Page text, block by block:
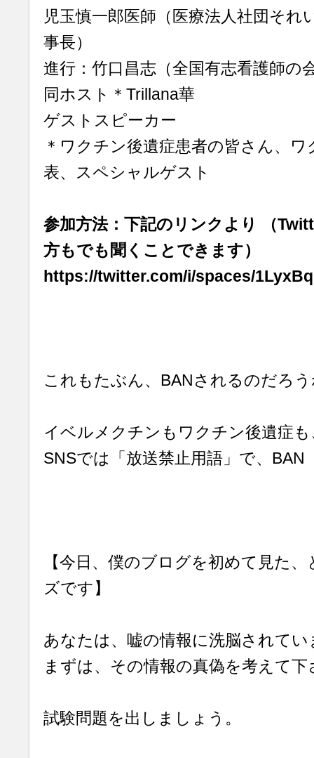
児玉慎一郎医師（医療法人社団そ
事長）
進行：竹口昌志（全国有志看護師
同ホスト＊Trillana華
ゲストスピーカー
＊ワクチン後遺症患者の皆さん、
表、スペシャルゲスト
参加方法：下記のリンクより （
方もでも聞くことできます）
https://twitter.com/i/spaces/
これもたぶん、BANされるのだろ
イベルメクチンもワクチン後遺症
SNSでは「放送禁止用語」で、BAN
【今日、僕のブログを初めて見
ズです】
あなたは、嘘の情報に洗脳されてい
まずは、その情報の真偽を考えて下
試験問題を出しましょう。